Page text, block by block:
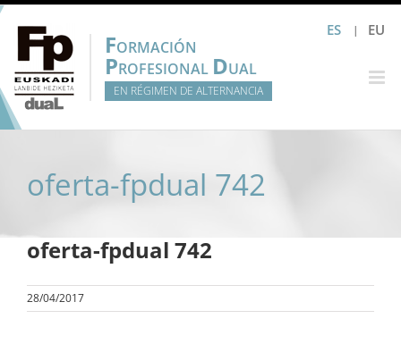
Saltar
contenido
ES EU
FORMACIÓN
PROFESIONAL DUAL
EN RÉGIMEN DE ALTERNANCIA
oferta-fpdual 742
oferta-fpdual 742
28/04/2017